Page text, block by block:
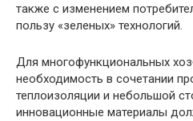
также с изменением
пользу «зеленых» технологий.
Для многофункциональных
необходимость в сочетании
теплоизоляции и небольшой
инновационные материалы